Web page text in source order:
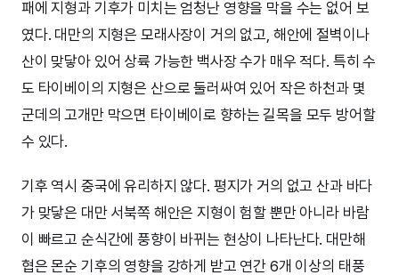
패에 지형과 기후가 미치는 엄청난 영향을 막을 수는 없어 보
였다. 대만의 지형은 모래사장이 거의 없고, 해안에 절벽이나
산이 맞닿아 있어 상륙 가능한 백사장 수가 매우 적다. 특히 수
도 타이베이의 지형은 산으로 둘러싸여 있어 작은 하천과 몇
군데의 고개만 막으면 타이베이로 향하는 길목을 모두 방어할
수 있다.
기후 역시 중국에 유리하지 않다. 평지가 거의 없고 산과 바다
가 맞닿은 대만 서북쪽 해안은 지형이 험할 뿐만 아니라 바람
이 빠르고 순식간에 풍향이 바뀌는 현상이 나타난다. 대만해
협은 몬순 기후의 영향을 강하게 받고 연간 6개 이상의 태풍